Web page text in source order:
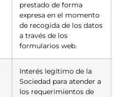
prestado de forma
expresa en el momento
de recogida de los datos
a través de los
formularios web.
Interés legítimo de la
Sociedad para atender a
los requerimientos de